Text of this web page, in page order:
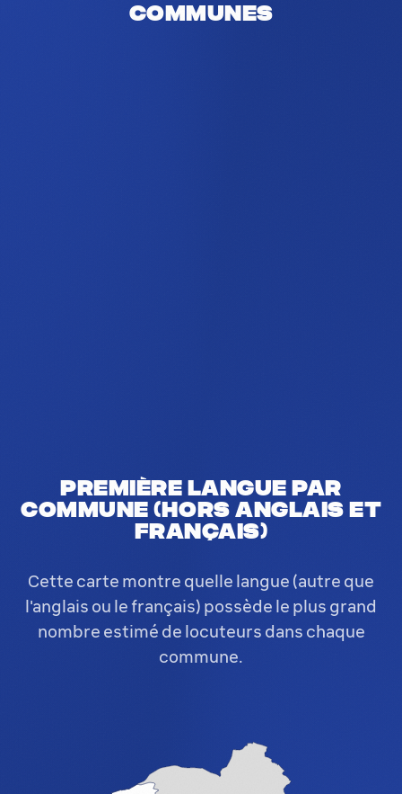
Communes
Première langue par
commune (hors anglais et
français)
Cette carte montre quelle langue (autre que
l'anglais ou le français) possède le plus grand
nombre estimé de locuteurs dans chaque
commune.